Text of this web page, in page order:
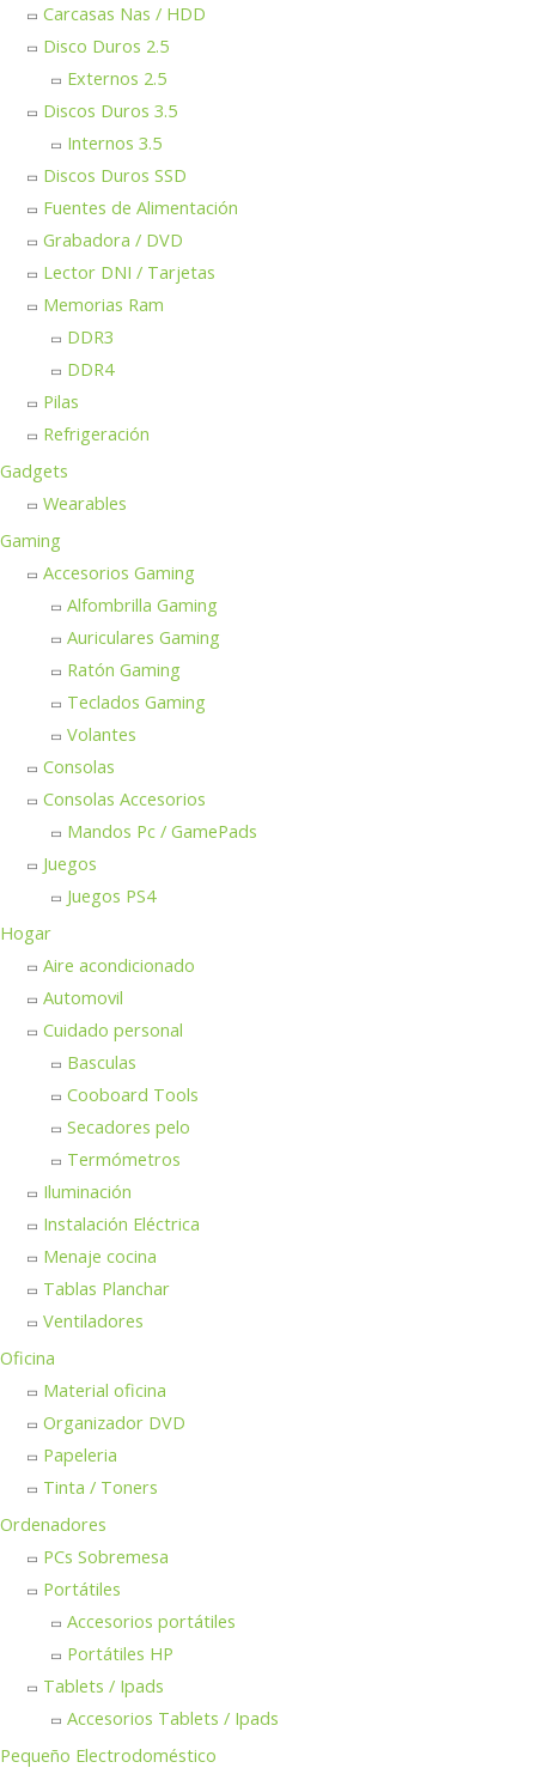
Carcasas Nas / HDD
Disco Duros 2.5
Externos 2.5
Discos Duros 3.5
Internos 3.5
Discos Duros SSD
Fuentes de Alimentación
Grabadora / DVD
Lector DNI / Tarjetas
Memorias Ram
DDR3
DDR4
Pilas
Refrigeración
Gadgets
Wearables
Gaming
Accesorios Gaming
Alfombrilla Gaming
Auriculares Gaming
Ratón Gaming
Teclados Gaming
Volantes
Consolas
Consolas Accesorios
Mandos Pc / GamePads
Juegos
Juegos PS4
Hogar
Aire acondicionado
Automovil
Cuidado personal
Basculas
Cooboard Tools
Secadores pelo
Termómetros
Iluminación
Instalación Eléctrica
Menaje cocina
Tablas Planchar
Ventiladores
Oficina
Material oficina
Organizador DVD
Papeleria
Tinta / Toners
Ordenadores
PCs Sobremesa
Portátiles
Accesorios portátiles
Portátiles HP
Tablets / Ipads
Accesorios Tablets / Ipads
Pequeño Electrodoméstico